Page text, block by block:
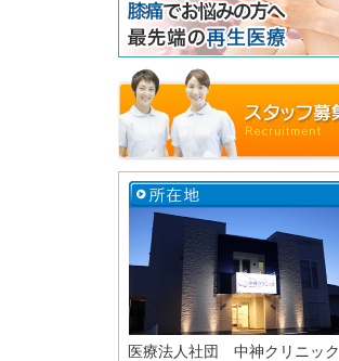
医療法人社団 中神クリニック